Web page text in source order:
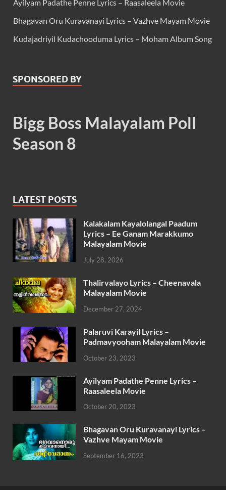
Ayilyam Padathe Penne Lyrics – Raasaleela Movie
Bhagavan Oru Kuravanayi Lyrics – Vazhve Mayam Movie
Kudajadriyil Kudachooduma Lyrics – Moham Album Song
SPONSORED BY
Bigg Boss Malayalam Poll
Season 8
LATEST POSTS
Kalakalam Kayalolangal Paadum
Lyrics – Ee Ganam Marakkumo
Malayalam Movie
July 28, 2026
Thalirvalayo Lyrics – Cheenavala
Malayalam Movie
December 27, 2024
Palaruvi Karayil Lyrics –
Padmavyooham Malayalam Movie
October 23, 2023
Ayilyam Padathe Penne Lyrics –
Raasaleela Movie
October 20, 2023
Bhagavan Oru Kuravanayi Lyrics –
Vazhve Mayam Movie
September 16, 2023